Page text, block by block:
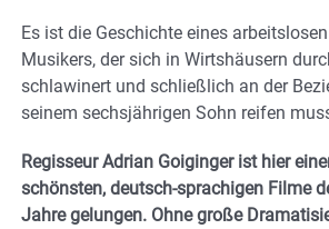
Es ist die Geschichte eines
Musikers, der sich in Wirtshäusern
schlawinert und schließlich an der
seinem sechsjährigen Sohn reifen
Regisseur Adrian Goiginger ist hier
schönsten, deutsch-sprachigen Filme
Jahre gelungen. Ohne große